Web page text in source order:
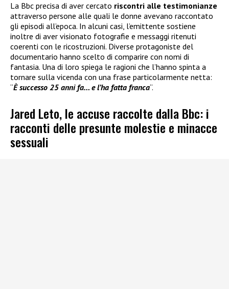
La Bbc precisa di aver cercato riscontri alle testimonianze
attraverso persone alle quali le donne avevano raccontato
gli episodi all’epoca. In alcuni casi, l’emittente sostiene
inoltre di aver visionato fotografie e messaggi ritenuti
coerenti con le ricostruzioni. Diverse protagoniste del
documentario hanno scelto di comparire con nomi di
fantasia. Una di loro spiega le ragioni che l’hanno spinta a
tornare sulla vicenda con una frase particolarmente netta:
“È successo 25 anni fa… e l’ha fatta franca“.
Jared Leto, le accuse raccolte dalla Bbc: i
racconti delle presunte molestie e minacce
sessuali